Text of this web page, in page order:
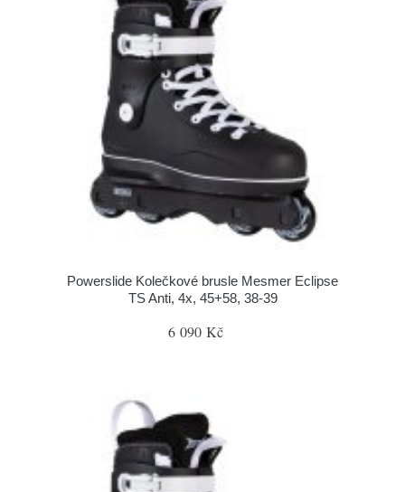
Powerslide Kolečkové brusle Mesmer Eclipse
TS Anti, 4x, 45+58, 38-39
6 090 Kč